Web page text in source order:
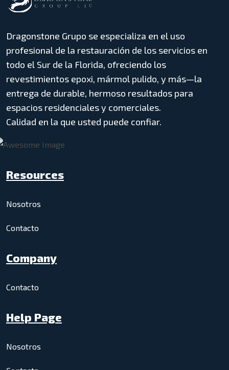
Dragonstone Grupo se especializa en el uso
profesional de la restauración de los servicios en
todo el Sur de la Florida, ofreciendo los
revestimientos epoxi, mármol pulido, y más—la
entrega de durable, hermoso resultados para
espacios residenciales y comerciales.
Calidad en la que usted puede confiar.
Resources
Nosotros
Contacto
Company
Contacto
Help Page
Nosotros